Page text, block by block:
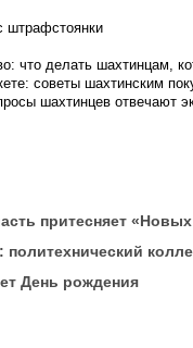
штрафстоянки
что делать шахтинцам,
советы шахтинским
шахтинцев отвечают
притесняет
политехнический
День рождения